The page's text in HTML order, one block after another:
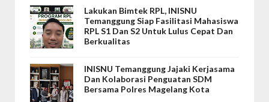
Lakukan Bimtek RPL, INISNU
Temanggung Siap Fasilitasi Mahasiswa
RPL S1 Dan S2 Untuk Lulus Cepat Dan
Berkualitas
INISNU Temanggung Jajaki Kerjasama
Dan Kolaborasi Penguatan SDM
Bersama Polres Magelang Kota